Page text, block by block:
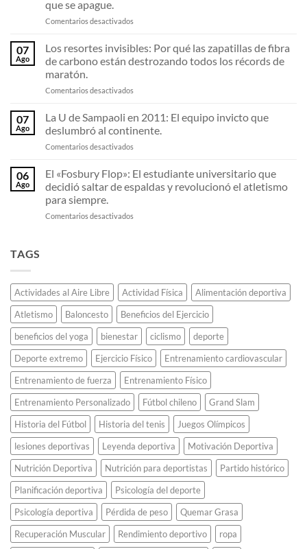
Cómo
cruzados
dominaron
una
del
chileno.
que se apague.
Comentarios desactivados
incombustible:
la
de
Olimpiadas
en
avión
la
llama
olímpica
que
07
Ago
Los resortes invisibles: Por qué las zapatillas de fibra
de carbono están destrozando todos los récords de
maratón.
Comentarios desactivados
resortes
Por
qué
zapatillas
fibra
carbono
de
maratón.
07
Ago
La U de Sampaoli en 2011: El equipo invicto que
deslumbró al continente.
Comentarios desactivados
U
Sampaoli
2011:
al
continente.
06
Ago
El «Fosbury Flop»: El estudiante universitario que
decidió saltar de espaldas y revolucionó el atletismo
para siempre.
Comentarios desactivados
universitario
que
decidió
saltar
espaldas
y
revolucionó
el
atletismo
para
siempre.
TAGS
Actividades al Aire Libre Actividad Física
Alimentación deportiva
Atletismo
Baloncesto
Beneficios del Ejercicio
beneficios del yoga
bienestar ciclismo
deporte
Deporte extremo
Ejercicio Físico
Entrenamiento cardiovascular
Entrenamiento de fuerza
Entrenamiento Físico
Entrenamiento Personalizado
Fútbol chileno
Grand Slam
Historia del Fútbol
Historia del tenis
Juegos Olímpicos
lesiones deportivas
Leyenda deportiva
Motivación Deportiva
Nutrición Deportiva
Nutrición para deportistas
Partido histórico
Planificación deportiva
Psicología del deporte
Psicología deportiva
Pérdida de peso
Quemar Grasa
Recuperación Muscular
Rendimiento deportivo
ropa